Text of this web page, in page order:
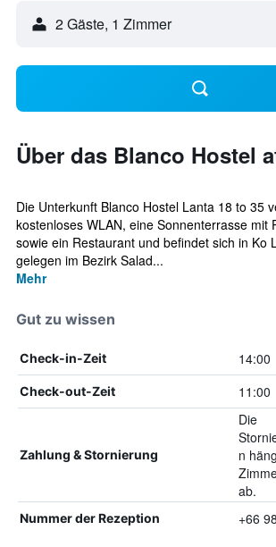
2 Gäste, 1 Zimmer
Über das Blanco Hostel
Die Unterkunft Blanco Hostel Lanta 18 to 35
kostenloses WLAN, eine Sonnenterrasse mit
sowie ein Restaurant und befindet sich in Ko
gelegen im Bezirk Salad...
Mehr
Gut zu wissen
Check-in-Zeit 14:00
Check-out-Zeit 11:00
Zahlung & Stornierung
Die
n
ab.
Nummer der Rezeption +66